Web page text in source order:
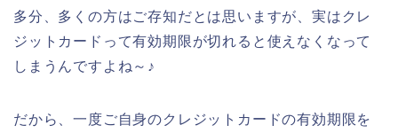
多分、多くの方はご存知だとは思いますが、実はクレ
ジットカードって有効期限が切れると使えなくなって
しまうんですよね～♪
だから、一度ご自身のクレジットカードの有効期限を